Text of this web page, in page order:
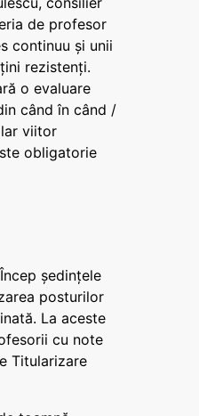
de profesor
continuu și unii
rezistenți.
o evaluare
când în când /
viitor
obligatorie
ședințele
posturilor
La aceste
cu note
Titularizare